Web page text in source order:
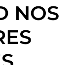
NOS